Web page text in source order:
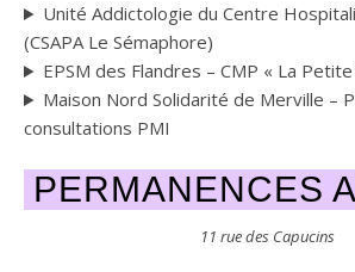
Unité Addictologie du Centre
(CSAPA Le Sémaphore)
EPSM des Flandres – CMP « La
Maison Nord Solidarité de Merville –
consultations PMI
PERMANENCES
11 rue des Capucins